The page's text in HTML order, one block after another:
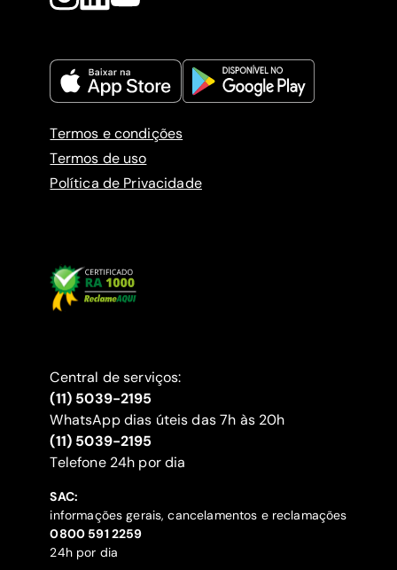
Termos e condições
Termos de uso
Política de Privacidade
Central de serviços:
(11) 5039-2195
WhatsApp dias úteis das 7h às 20h
(11) 5039-2195
‍Telefone 24h por dia
SAC:
informações gerais, cancelamentos e reclamações
‍0800 591 2259
24h por dia